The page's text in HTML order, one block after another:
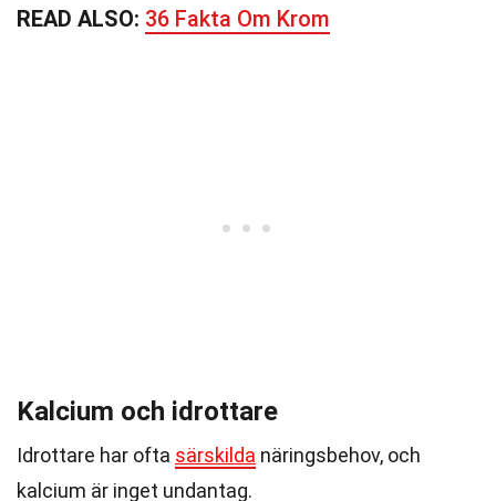
READ ALSO: 36 Fakta Om Krom
Kalcium och idrottare
Idrottare har ofta särskilda näringsbehov, och
kalcium är inget undantag.